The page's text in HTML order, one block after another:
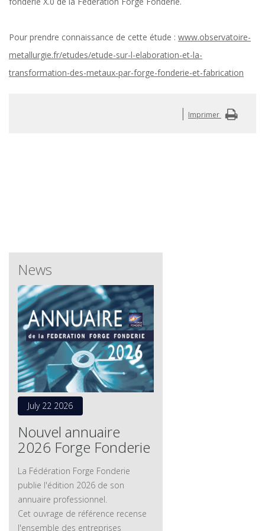
Pour prendre connaissance de cette étude : www.observatoire-
metallurgie.fr/etudes/etude-sur-l-elaboration-et-la-
transformation-des-metaux-par-forge-fonderie-et-fabrication
| Imprimer
News
July 22 2026
Nouvel annuaire
2026 Forge Fonderie
La Fédération Forge Fonderie
publie l'édition 2026 de son
annuaire professionnel.
Cet ouvrage de référence recense
l'ensemble des entreprises